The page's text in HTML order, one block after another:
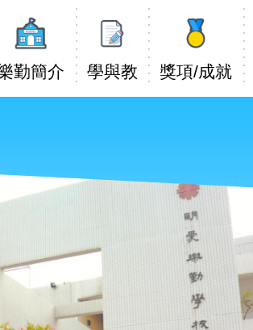
勤簡介 學與教 獎項/成就